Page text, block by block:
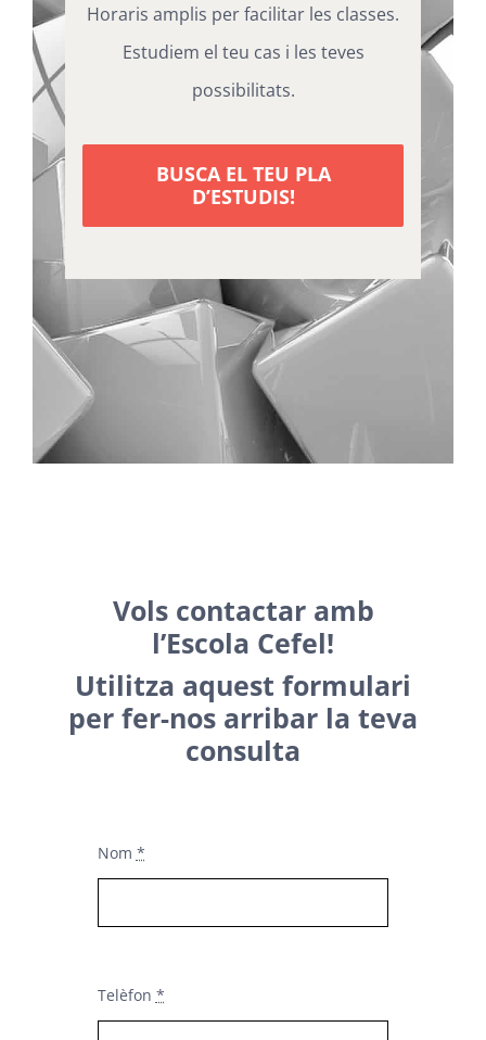
Horaris amplis per facilitar les classes.
Estudiem el teu cas i les teves
possibilitats.
BUSCA EL TEU PLA
D’ESTUDIS!
Vols contactar amb
l’Escola Cefel!
Utilitza aquest formulari
per fer-nos arribar la teva
consulta
Nom *
Telèfon *